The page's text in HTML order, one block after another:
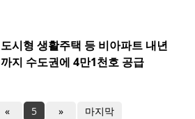
도시형 생활주택 등 비아파트 내년
까지 수도권에 4만1천호 공급
« 5 » 마지막